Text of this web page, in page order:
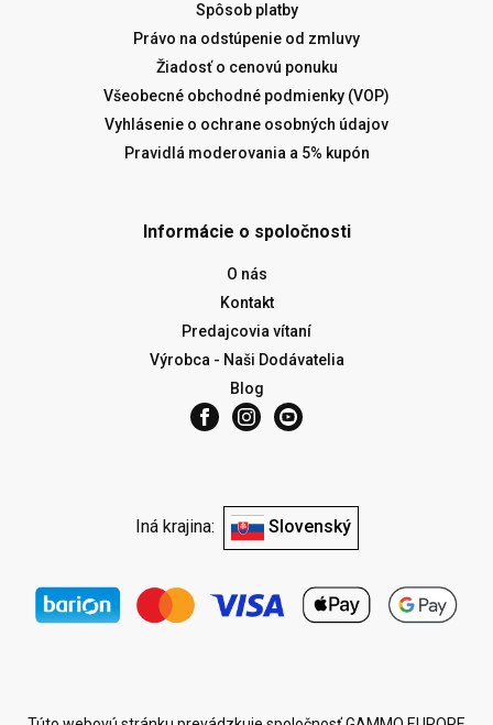
Spôsob platby
Právo na odstúpenie od zmluvy
Žiadosť o cenovú ponuku
Všeobecné obchodné podmienky (VOP)
Vyhlásenie o ochrane osobných údajov
Pravidlá moderovania a 5% kupón
Informácie o spoločnosti
O nás
Kontakt
Predajcovia vítaní
Výrobca - Naši Dodávatelia
Blog
Iná krajina: Slovenský